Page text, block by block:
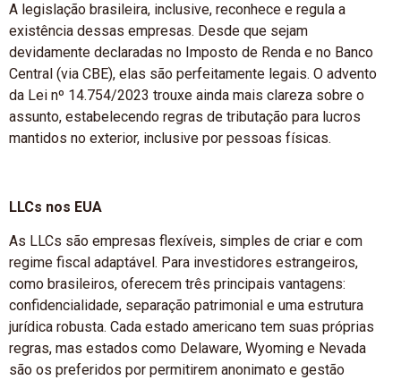
A legislação brasileira, inclusive, reconhece e regula a
existência dessas empresas. Desde que sejam
devidamente declaradas no Imposto de Renda e no Banco
Central (via CBE), elas são perfeitamente legais. O advento
da Lei nº 14.754/2023 trouxe ainda mais clareza sobre o
assunto, estabelecendo regras de tributação para lucros
mantidos no exterior, inclusive por pessoas físicas.
LLCs nos EUA
As LLCs são empresas flexíveis, simples de criar e com
regime fiscal adaptável. Para investidores estrangeiros,
como brasileiros, oferecem três principais vantagens:
confidencialidade, separação patrimonial e uma estrutura
jurídica robusta. Cada estado americano tem suas próprias
regras, mas estados como Delaware, Wyoming e Nevada
são os preferidos por permitirem anonimato e gestão